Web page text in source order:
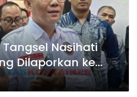
Nasihati
Dilaporkan ke